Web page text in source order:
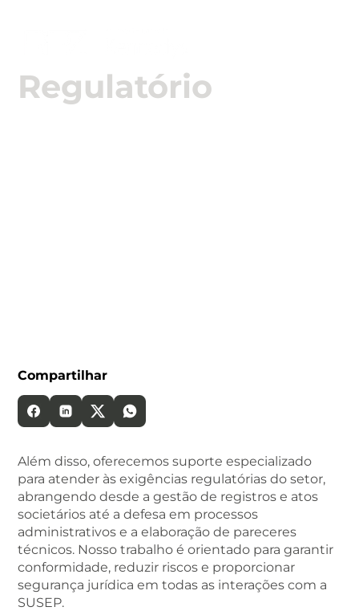
Regulatório
Compartilhar
Além disso, oferecemos suporte especializado
para atender às exigências regulatórias do setor,
abrangendo desde a gestão de registros e atos
societários até a defesa em processos
administrativos e a elaboração de pareceres
técnicos. Nosso trabalho é orientado para garantir
conformidade, reduzir riscos e proporcionar
segurança jurídica em todas as interações com a
SUSEP.